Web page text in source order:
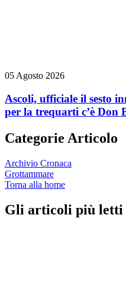
05 Agosto 2026
Ascoli, ufficiale il sesto
per la trequarti c’è Don
Categorie Articolo
Archivio Cronaca
Grottammare
Torna alla home
Gli articoli più letti